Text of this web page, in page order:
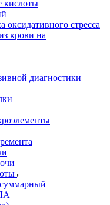
оксидативного стресса
крови на
диагностики